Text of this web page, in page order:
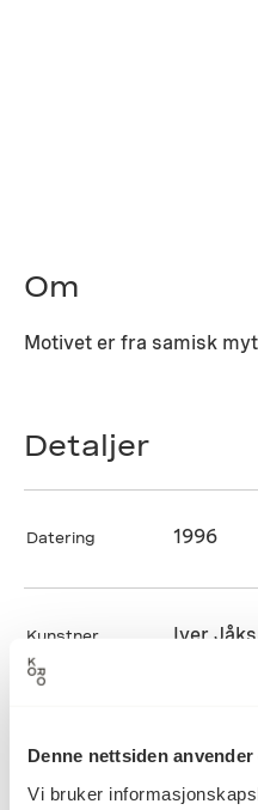
Denne nettsiden
Vi bruker
Om
Motivet er fra samisk
Detaljer
Datering 1996
Kunstner Iver Jåks
Metall,